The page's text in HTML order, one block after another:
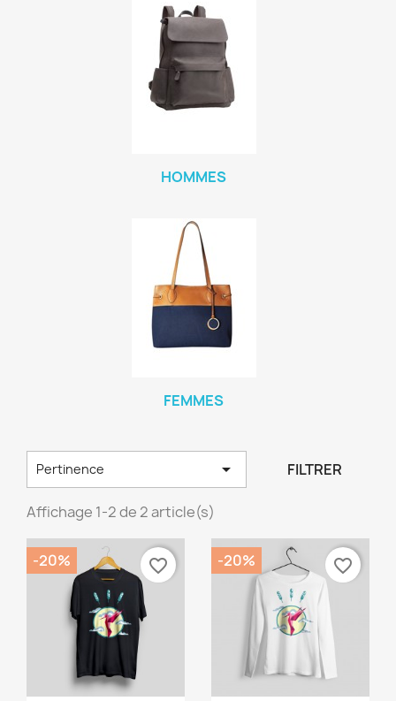
HOMMES
FEMMES
Pertinence  FILTRER
Affichage 1-2 de 2 article(s)
-20% favorite_border -20% favorite_border
Créer une liste d'envies